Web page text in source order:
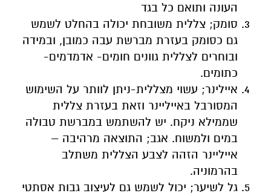
העונה ותואם כל בגד
סומק; צללית משובחת יכולה בהחלט לשמש
גם כסומק בעזרת מברשת עבה כמובן, ובמידה
ובוחרים לצללית גוונים חומים- אדמדמים-
כתומים.
איילינר; עשוי מצללית-ניתן לוותר על השימוש
המסורבל באייליינר וזאת בעזרת צללית
שממילא ניקח. יש להשתמש במברשת טבולה
במים ולמשוח. אגב; התוצאה מרהיבה –
אייליינר הזהה לצבע הצללית משתלב
בהרמוניה.
גל לשיער; יכול לשמש גם לעיצוב גבות אסתטי